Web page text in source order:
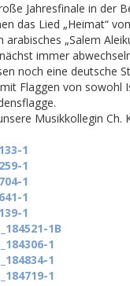
Jahresfinale in der
das Lied „Heimat“
arabisches „Salem
immer
noch eine deutsche
Flaggen von
Musikkollegin Ch.